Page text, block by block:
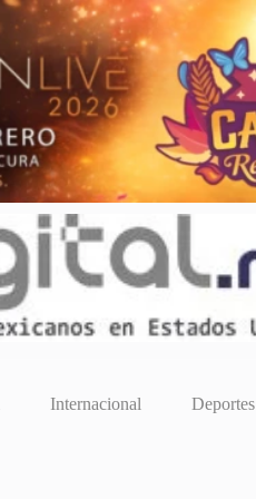
Internacional Deportes